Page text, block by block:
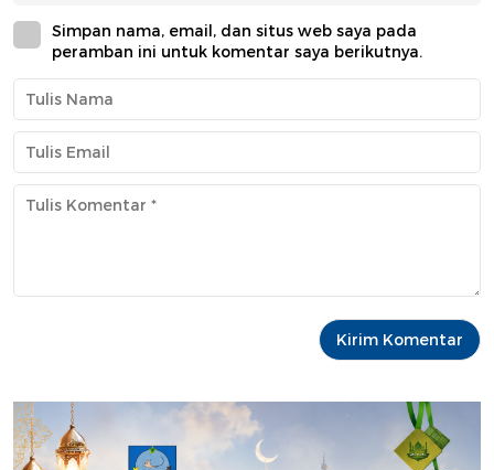
Simpan nama, email, dan situs web saya pada
peramban ini untuk komentar saya berikutnya.